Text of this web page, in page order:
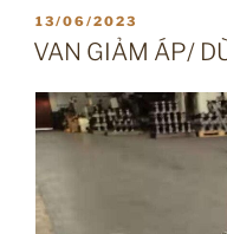
ĐĂNG
TRONG
13/06/2023
VAN GIẢM ÁP/